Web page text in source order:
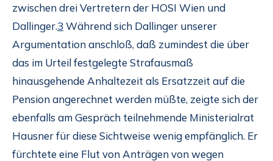
zwischen drei Vertretern der HOSI Wien und
Dallinger.3 Während sich Dallinger unserer
Argumentation anschloß, daß zumindest die über
das im Urteil festgelegte Strafausmaß
hinausgehende Anhaltezeit als Ersatzzeit auf die
Pension angerechnet werden müßte, zeigte sich der
ebenfalls am Gespräch teilnehmende Ministerialrat
Hausner für diese Sichtweise wenig empfänglich. Er
fürchtete eine Flut von Anträgen von wegen